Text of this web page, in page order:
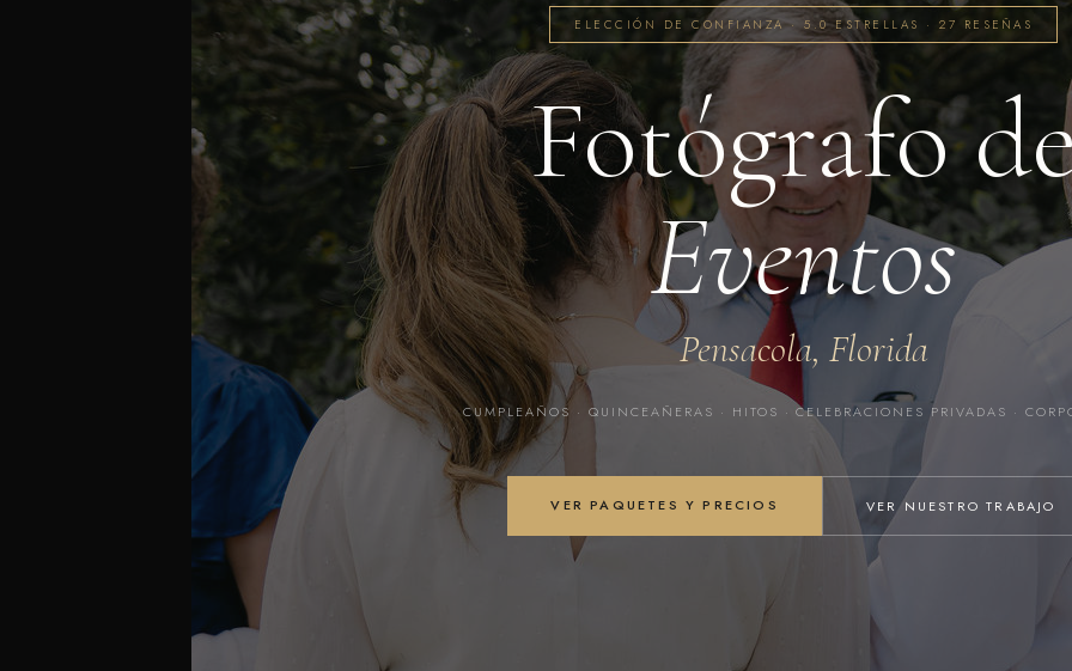
ELECCIÓN DE CONFIANZA · 5.0 ESTRELLAS · 27 RESEÑAS
Fotógrafo
Eventos
Pensacola, Florida
CUMPLEAÑOS · QUINCEAÑERAS · HITOS · CELEBRACIONES PRIVADAS ·
VER PAQUETES Y PRECIOS VER NUESTRO TRABAJO